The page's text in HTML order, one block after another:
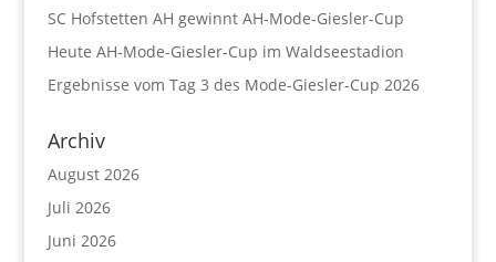
SC Hofstetten AH gewinnt AH-Mode-Giesler-Cup
Heute AH-Mode-Giesler-Cup im Waldseestadion
Ergebnisse vom Tag 3 des Mode-Giesler-Cup 2026
Archiv
August 2026
Juli 2026
Juni 2026